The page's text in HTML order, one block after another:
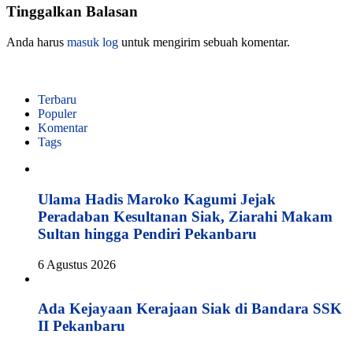
Tinggalkan Balasan
Anda harus masuk log untuk mengirim sebuah komentar.
Terbaru
Populer
Komentar
Tags
Ulama Hadis Maroko Kagumi Jejak
Peradaban Kesultanan Siak, Ziarahi Makam
Sultan hingga Pendiri Pekanbaru
6 Agustus 2026
Ada Kejayaan Kerajaan Siak di Bandara SSK
II Pekanbaru